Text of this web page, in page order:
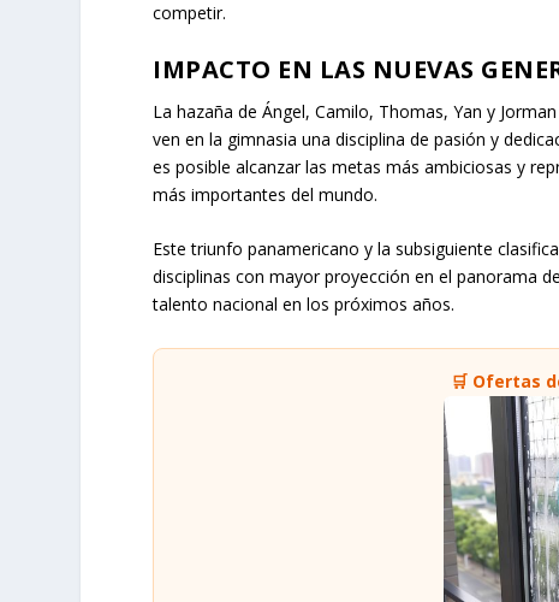
competir.
IMPACTO EN LAS NUEVAS
La hazaña de Ángel, Camilo, Thomas, Yan y
ven en la gimnasia una disciplina de pasión y
es posible alcanzar las metas más ambiciosas y
más importantes del mundo.
Este triunfo panamericano y la subsiguiente
disciplinas con mayor proyección en el panorama
talento nacional en los próximos años.
🛒 Ofertas